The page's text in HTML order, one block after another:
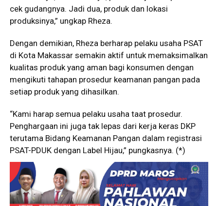
cek gudangnya. Jadi dua, produk dan lokasi
produksinya,” ungkap Rheza.
Dengan demikian, Rheza berharap pelaku usaha PSAT
di Kota Makassar semakin aktif untuk memaksimalkan
kualitas produk yang aman bagi konsumen dengan
mengikuti tahapan prosedur keamanan pangan pada
setiap produk yang dihasilkan.
“Kami harap semua pelaku usaha taat prosedur.
Penghargaan ini juga tak lepas dari kerja keras DKP
terutama Bidang Keamanan Pangan dalam registrasi
PSAT-PDUK dengan Label Hijau,” pungkasnya. (*)